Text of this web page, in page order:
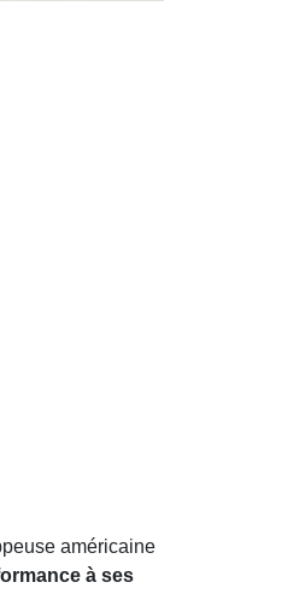
américaine
à ses